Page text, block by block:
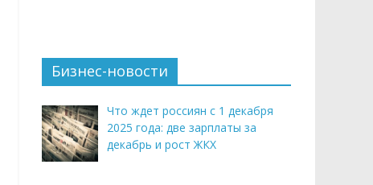
Бизнес-новости
Что ждет россиян с 1 декабря
2025 года: две зарплаты за
декабрь и рост ЖКХ